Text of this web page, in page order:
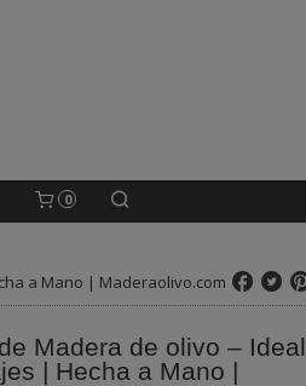
0
a Mano | Maderaolivo.com
Madera de olivo – Ideal
| Hecha a Mano |